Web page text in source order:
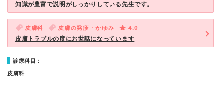
知識が豊富で説明がしっかりしている先生です。
皮膚科 皮膚の発疹・かゆみ
4.0
皮膚トラブルの度にお世話になっています
診療科目：
皮膚科